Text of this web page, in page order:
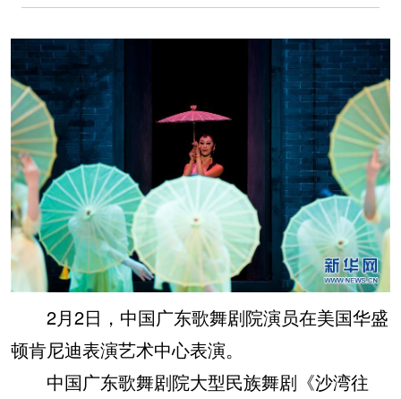
2月2日，中国广东歌舞剧院演员在美国华盛
顿肯尼迪表演艺术中心表演。
中国广东歌舞剧院大型民族舞剧《沙湾往